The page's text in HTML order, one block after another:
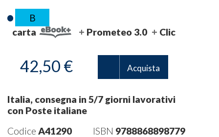
B
carta
Prometeo 3.0 Clic
42,50 € Acquista
Italia, consegna in 5/7 giorni lavorativi
con Poste italiane
Codice A41290 ISBN 9788868898779